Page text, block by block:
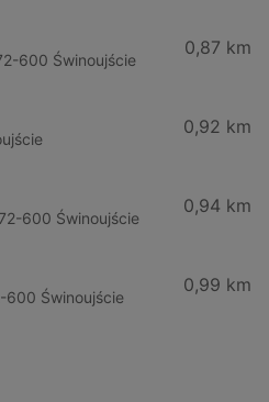
600 Świnoujście
0,87 km
0,92 km
600 Świnoujście
0,94 km
600 Świnoujście
0,99 km